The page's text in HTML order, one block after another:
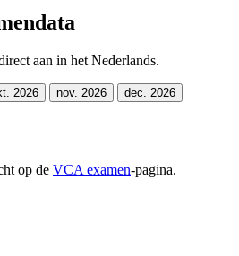
aan in het Nederlands.
2026 nov. 2026 dec. 2026
op de VCA examen-pagina.